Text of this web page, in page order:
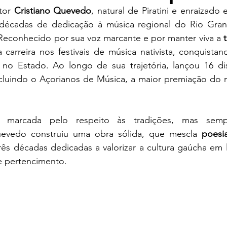
Yaih Verão Oferecimento COOPAR Alimentos
Oferecimento Óptica PARIS Oferecimento
Cristiano Quevedo, natural de Piratini e enraizado
de dedicação à música regional do Rio
por sua voz marcante e por manter viva a
carreira nos festivais de música nativista,
Estado. Ao longo de sua trajetória, lançou 16
o Açorianos de Música, a maior premiação do
marcada pelo respeito às tradições, mas
construiu uma obra sólida, que mescla
décadas dedicadas a valorizar a cultura gaúcha em
pertencimento.